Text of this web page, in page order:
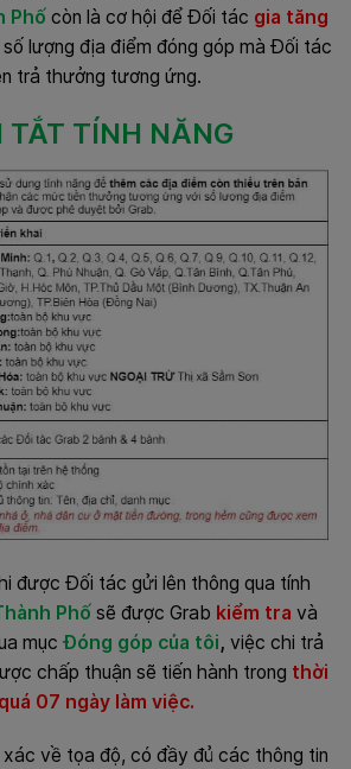
Phố còn là cơ hội để Đối tác gia tăng
lượng địa điểm đóng góp mà Đối tác
trả thưởng tương ứng.
TẮT TÍNH NĂNG
được Đối tác gửi lên thông qua tính
Phố sẽ được Grab kiểm tra và
mục Đóng góp của tôi, việc chi trả
chấp thuận sẽ tiến hành trong thời
07 ngày làm việc.
xác về tọa độ, có đầy đủ các thông tin